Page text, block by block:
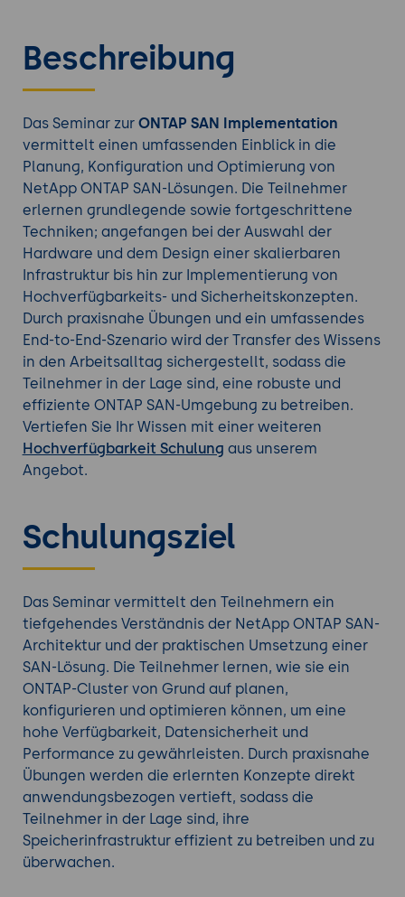
Beschreibung
Das Seminar zur ONTAP SAN Implementation
vermittelt einen umfassenden Einblick in die
Planung, Konfiguration und Optimierung von
NetApp ONTAP SAN-Lösungen. Die Teilnehmer
erlernen grundlegende sowie fortgeschrittene
Techniken; angefangen bei der Auswahl der
Hardware und dem Design einer skalierbaren
Infrastruktur bis hin zur Implementierung von
Hochverfügbarkeits- und Sicherheitskonzepten.
Durch praxisnahe Übungen und ein umfassendes
End-to-End-Szenario wird der Transfer des Wissens
in den Arbeitsalltag sichergestellt, sodass die
Teilnehmer in der Lage sind, eine robuste und
effiziente ONTAP SAN-Umgebung zu betreiben.
Vertiefen Sie Ihr Wissen mit einer weiteren
Hochverfügbarkeit Schulung aus unserem
Angebot.
Schulungsziel
Das Seminar vermittelt den Teilnehmern ein
tiefgehendes Verständnis der NetApp ONTAP SAN-
Architektur und der praktischen Umsetzung einer
SAN-Lösung. Die Teilnehmer lernen, wie sie ein
ONTAP-Cluster von Grund auf planen,
konfigurieren und optimieren können, um eine
hohe Verfügbarkeit, Datensicherheit und
Performance zu gewährleisten. Durch praxisnahe
Übungen werden die erlernten Konzepte direkt
anwendungsbezogen vertieft, sodass die
Teilnehmer in der Lage sind, ihre
Speicherinfrastruktur effizient zu betreiben und zu
überwachen.